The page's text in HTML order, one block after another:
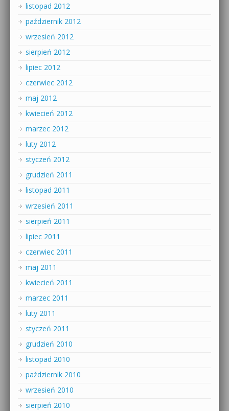
listopad 2012
październik 2012
wrzesień 2012
sierpień 2012
lipiec 2012
czerwiec 2012
maj 2012
kwiecień 2012
marzec 2012
luty 2012
styczeń 2012
grudzień 2011
listopad 2011
wrzesień 2011
sierpień 2011
lipiec 2011
czerwiec 2011
maj 2011
kwiecień 2011
marzec 2011
luty 2011
styczeń 2011
grudzień 2010
listopad 2010
październik 2010
wrzesień 2010
sierpień 2010